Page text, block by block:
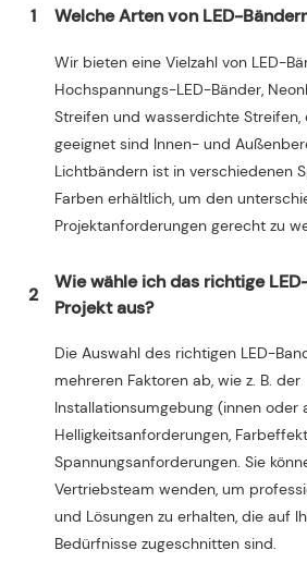
1 Welche Arten von LED-
Wir bieten eine Vielzahl von LED-
Hochspannungs-LED-Bänder,
Streifen und wasserdichte
geeignet sind Innen- und
Lichtbändern ist in verschiedenen
Farben erhältlich, um den
Projektanforderungen gerecht zu
2
Wie wähle ich das richtige
Projekt aus?
Die Auswahl des richtigen LED-
mehreren Faktoren ab, wie z. B. der
Installationsumgebung (innen oder
Helligkeitsanforderungen,
Spannungsanforderungen. Sie
Vertriebsteam wenden, um
und Lösungen zu erhalten, die auf
Bedürfnisse zugeschnitten sind.